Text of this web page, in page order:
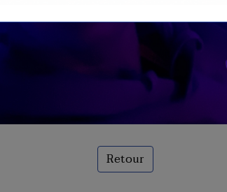
Retour